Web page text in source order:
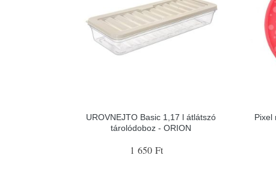
UROVNEJTO Basic 1,17 l átlátszó
tárolódoboz - ORION
1 650 Ft
Pixel